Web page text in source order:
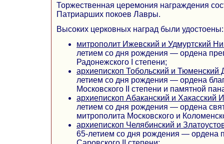
Торжественная церемония награждения
Патриарших покоев Лавры.
Высоких церковных наград были удостоены:
митрополит Ижевский и Удмуртский
летием со дня рождения — ордена
Радонежского I степени;
архиепископ Тобольский и Тюменский
летием со дня рождения — ордена
Московского II степени и памятной
архиепископ Абаканский и Хакасский
летием со дня рождения — ордена
митрополита Московского и
архиепископ Челябинский и
65-летием со дня рождения — ордена